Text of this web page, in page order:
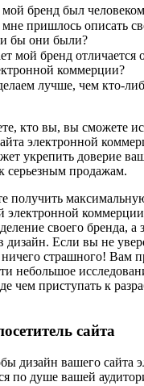
бренд был
пришлось описать
бы они были?
мой бренд отличается
коммерции?
лучше, чем кто-
кто вы, вы сможете
электронной
укрепить доверие
серьезным продажам.
получить
электронной
своего бренда, а
дизайн. Если вы не
страшного! Вам
небольшое
чем приступать к
сайта
дизайн вашего сайта
по душе вашей